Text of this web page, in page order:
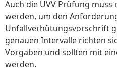
Auch die UVV Prüfung
werden, um den
Unfallverhütungsvorschrift
genauen Intervalle richten
Vorgaben und sollten mit
werden.